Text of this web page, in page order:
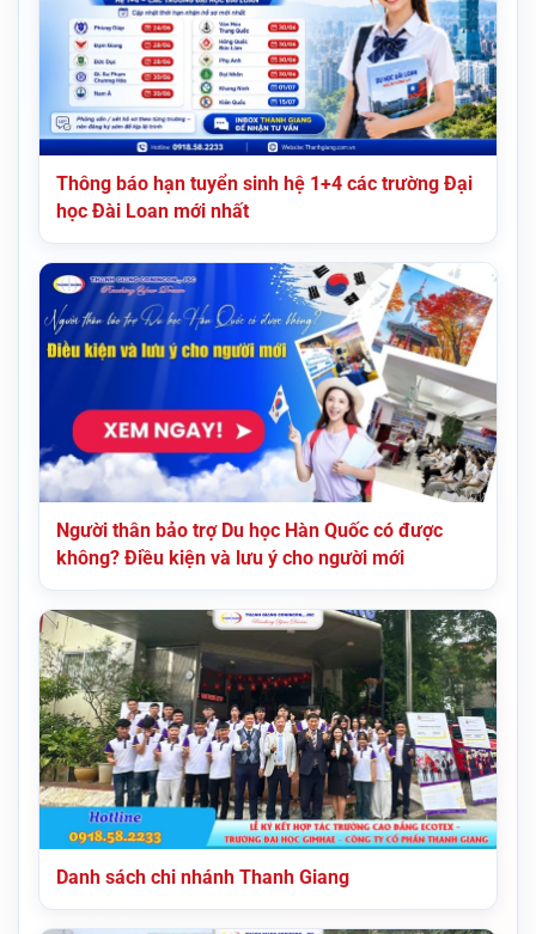
Thông báo hạn tuyển sinh hệ 1+4 các trường Đại
học Đài Loan mới nhất
Người thân bảo trợ Du học Hàn Quốc có được
không? Điều kiện và lưu ý cho người mới
Danh sách chi nhánh Thanh Giang